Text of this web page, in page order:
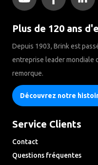
Plus de 120 ans
Depuis 1903, Brink est
entreprise leader mondiale
remorque.
Découvrez notre
Service Clients
Contact
Questions fréquentes